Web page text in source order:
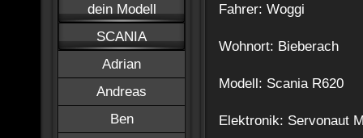
dein Modell
SCANIA
Adrian
Andreas
Ben
Fahrer: Woggi
Wohnort: Bieberach
Modell: Scania R620
Elektronik: Servonaut